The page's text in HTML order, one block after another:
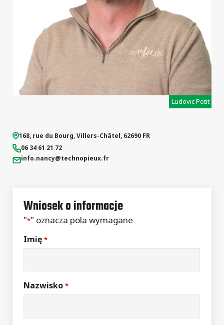
Ludovic Petit
168, rue du Bourg,Villers-Châtel, 62690 FR
06 34 61 21 72
info.nancy@technopieux.fr
Wniosek o informacje
"*" oznacza pola wymagane
Imię *
Nazwisko *